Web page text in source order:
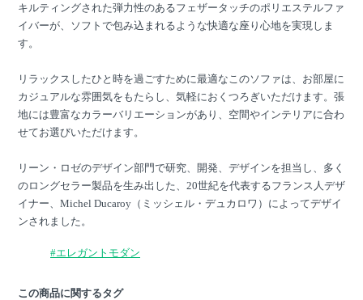
キルティングされた弾力性のあるフェザータッチのポリエステルファ
イバーが、ソフトで包み込まれるような快適な座り心地を実現しま
す。
リラックスしたひと時を過ごすために最適なこのソファは、お部屋に
カジュアルな雰囲気をもたらし、気軽におくつろぎいただけます。張
地には豊富なカラーバリエーションがあり、空間やインテリアに合わ
せてお選びいただけます。
リーン・ロゼのデザイン部門で研究、開発、デザインを担当し、多く
のロングセラー製品を生み出した、20世紀を代表するフランス人デザ
イナー、Michel Ducaroy（ミッシェル・デュカロワ）によってデザイ
ンされました。
#エレガントモダン
この商品に関するタグ